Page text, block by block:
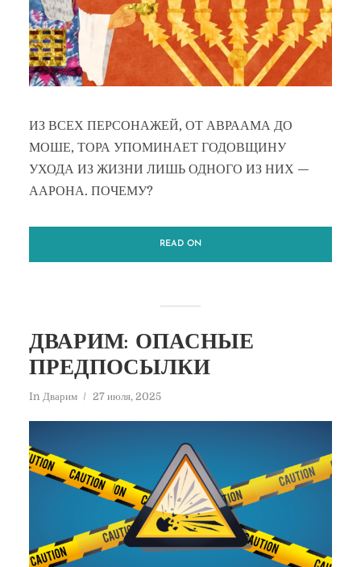
ИЗ ВСЕХ ПЕРСОНАЖЕЙ, ОТ АВРААМА ДО
МОШЕ, ТОРА УПОМИНАЕТ ГОДОВЩИНУ
УХОДА ИЗ ЖИЗНИ ЛИШЬ ОДНОГО ИЗ НИХ —
ААРОНА. ПОЧЕМУ?
READ ON
ДВАРИМ: ОПАСНЫЕ
ПРЕДПОСЫЛКИ
In Дварим 27 июля, 2025